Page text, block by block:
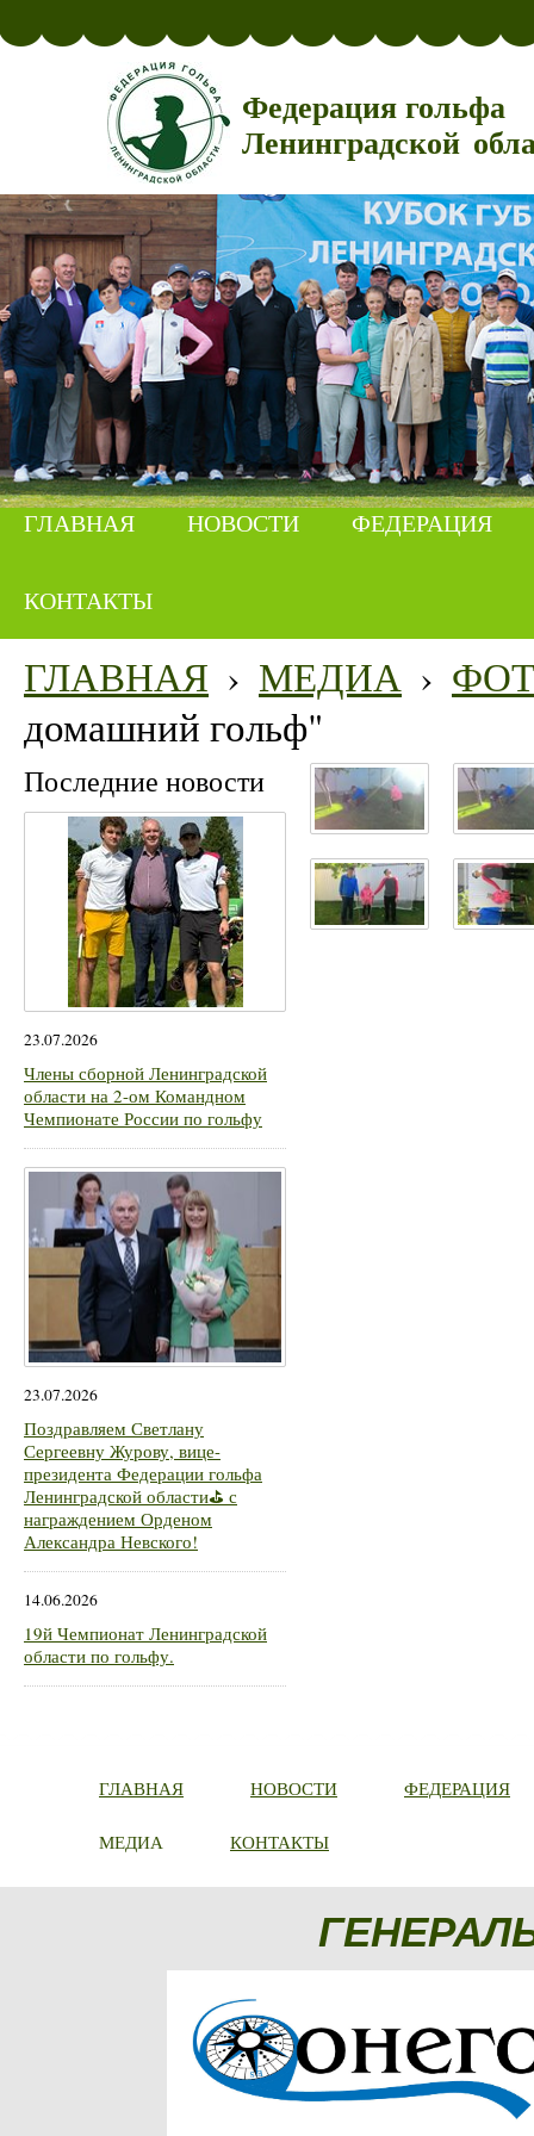
Федерация гольфа
Ленинградской
ГЛАВНАЯ НОВОСТИ ФЕДЕРАЦИЯ
КОНТАКТЫ
ГЛАВНАЯ › МЕДИА ›
домашний гольф"
Последние новости
23.07.2026
Члены сборной Ленинградской
области на 2-ом Командном
Чемпионате России по гольфу
23.07.2026
Поздравляем Светлану
Сергеевну Журову, вице-
президента Федерации гольфа
Ленинградской области⛳ с
награждением Орденом
Александра Невского!
14.06.2026
19й Чемпионат Ленинградской
области по гольфу.
ГЛАВНАЯ НОВОСТИ ФЕДЕРАЦИЯ
МЕДИА КОНТАКТЫ